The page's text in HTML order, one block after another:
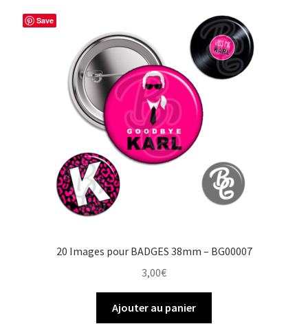
Save
20 Images pour BADGES 38mm – BG00007
3,00€
Ajouter au panier